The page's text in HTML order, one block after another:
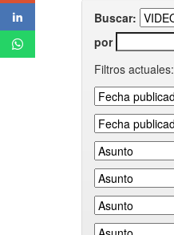
Buscar:
por
Filtros actuales: